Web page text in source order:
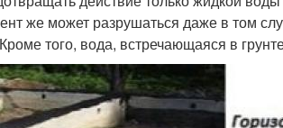
же может разрушаться даже в том
того, вода, встречающаяся в